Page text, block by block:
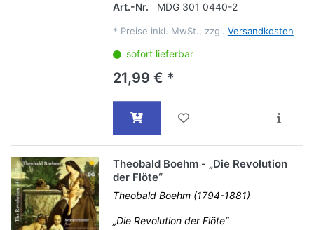
Art.-Nr. MDG 301 0440-2
* Preise inkl. MwSt., zzgl. Versandkosten
sofort lieferbar
21,99 € *
Theobald Boehm - „Die Revolution
der Flöte“
Theobald Boehm (1794-1881)
„Die Revolution der Flöte“